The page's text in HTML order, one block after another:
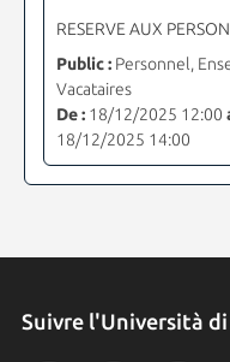
RESERVE AUX
Public :Personnel,
Vacataires
De :18/12/2025 12:00
18/12/2025 14:00
Suivre l'Università di